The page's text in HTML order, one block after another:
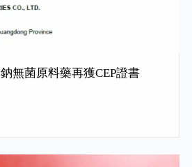
無菌原料藥再獲CEP證書